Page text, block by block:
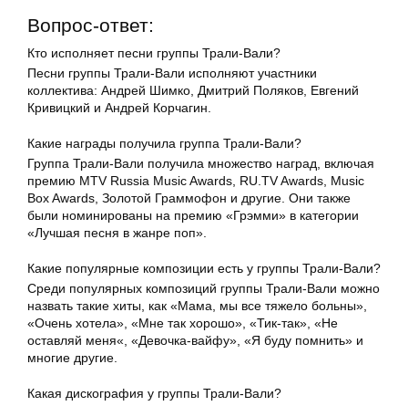
Вопрос-ответ:
Кто исполняет песни группы Трали-Вали?
Песни группы Трали-Вали исполняют участники
коллектива: Андрей Шимко, Дмитрий Поляков, Евгений
Кривицкий и Андрей Корчагин.
Какие награды получила группа Трали-Вали?
Группа Трали-Вали получила множество наград, включая
премию MTV Russia Music Awards, RU.TV Awards, Music
Box Awards, Золотой Граммофон и другие. Они также
были номинированы на премию «Грэмми» в категории
«Лучшая песня в жанре поп».
Какие популярные композиции есть у группы Трали-Вали?
Среди популярных композиций группы Трали-Вали можно
назвать такие хиты, как «Мама, мы все тяжело больны»,
«Очень хотела», «Мне так хорошо», «Тик-так», «Не
оставляй меня«, «Девочка-вайфу», «Я буду помнить» и
многие другие.
Какая дискография у группы Трали-Вали?